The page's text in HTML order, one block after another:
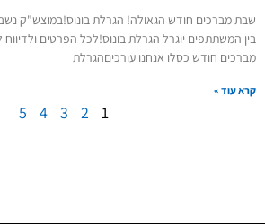
שבת מברכים חודש הגאולה! הגרלת בונוס!במוצש"ק
בין המשתתפים יוגרל הגרלת בונוס!לכל הפרטים
מברכים חודש כסלו אנחנו עורכיםהגרלת
קרא עוד »
1
2
3
4
5